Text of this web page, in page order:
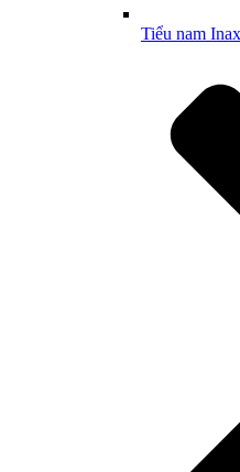
Tiểu nam Inax